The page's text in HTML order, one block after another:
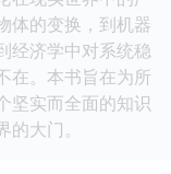
体的变换，到机器
经济学中对系统稳
在。本书旨在为所
坚实而全面的知识
大门。